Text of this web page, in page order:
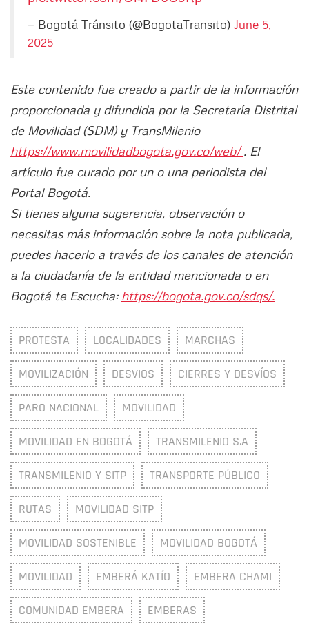
— Bogotá Tránsito (@BogotaTransito) June 5,
2025
Este contenido fue creado a partir de la información
proporcionada y difundida por la Secretaría Distrital
de Movilidad (SDM) y TransMilenio
https://www.movilidadbogota.gov.co/web/. El
artículo fue curado por un o una periodista del
Portal Bogotá.
Si tienes alguna sugerencia, observación o
necesitas más información sobre la nota publicada,
puedes hacerlo a través de los canales de atención
a la ciudadanía de la entidad mencionada o en
Bogotá te Escucha: https://bogota.gov.co/sdqs/.
PROTESTA LOCALIDADES MARCHAS
MOVILIZACIÓN DESVIOS CIERRES Y DESVÍOS
PARO NACIONAL MOVILIDAD
MOVILIDAD EN BOGOTÁ TRANSMILENIO S.A
TRANSMILENIO Y SITP TRANSPORTE PÚBLICO
RUTAS MOVILIDAD SITP
MOVILIDAD SOSTENIBLE MOVILIDAD BOGOTÁ
MOVILIDAD EMBERÁ KATÍO EMBERA CHAMI
COMUNIDAD EMBERA EMBERAS